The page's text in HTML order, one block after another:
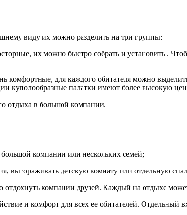
виду их можно разделить на три группы:
их можно быстро собрать и установить .
комфортные, для каждого обитателя можно
куполообразные палатки имеют более высокую
отдыха в большой компании.
компании или нескольких семей;
выгораживать детскую комнату или отдельную
компании друзей. Каждый на отдыхе
и комфорт для всех ее обитателей. Отдельный